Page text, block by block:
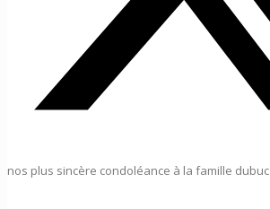
nos plus sincère condoléance à la famille dubuc